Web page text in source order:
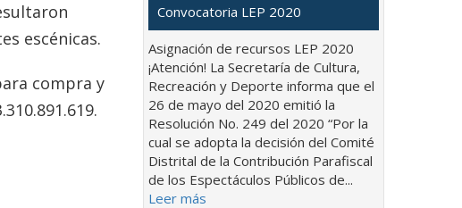
escénicas.
compra y
Convocatoria LEP 2020
Asignación de recursos LEP 2020
¡Atención! La Secretaría de Cultura,
Recreación y Deporte informa que el
26 de mayo del 2020 emitió la
Resolución No. 249 del 2020 “Por la
cual se adopta la decisión del Comité
Distrital de la Contribución Parafiscal
de los Espectáculos Públicos de...
Leer más